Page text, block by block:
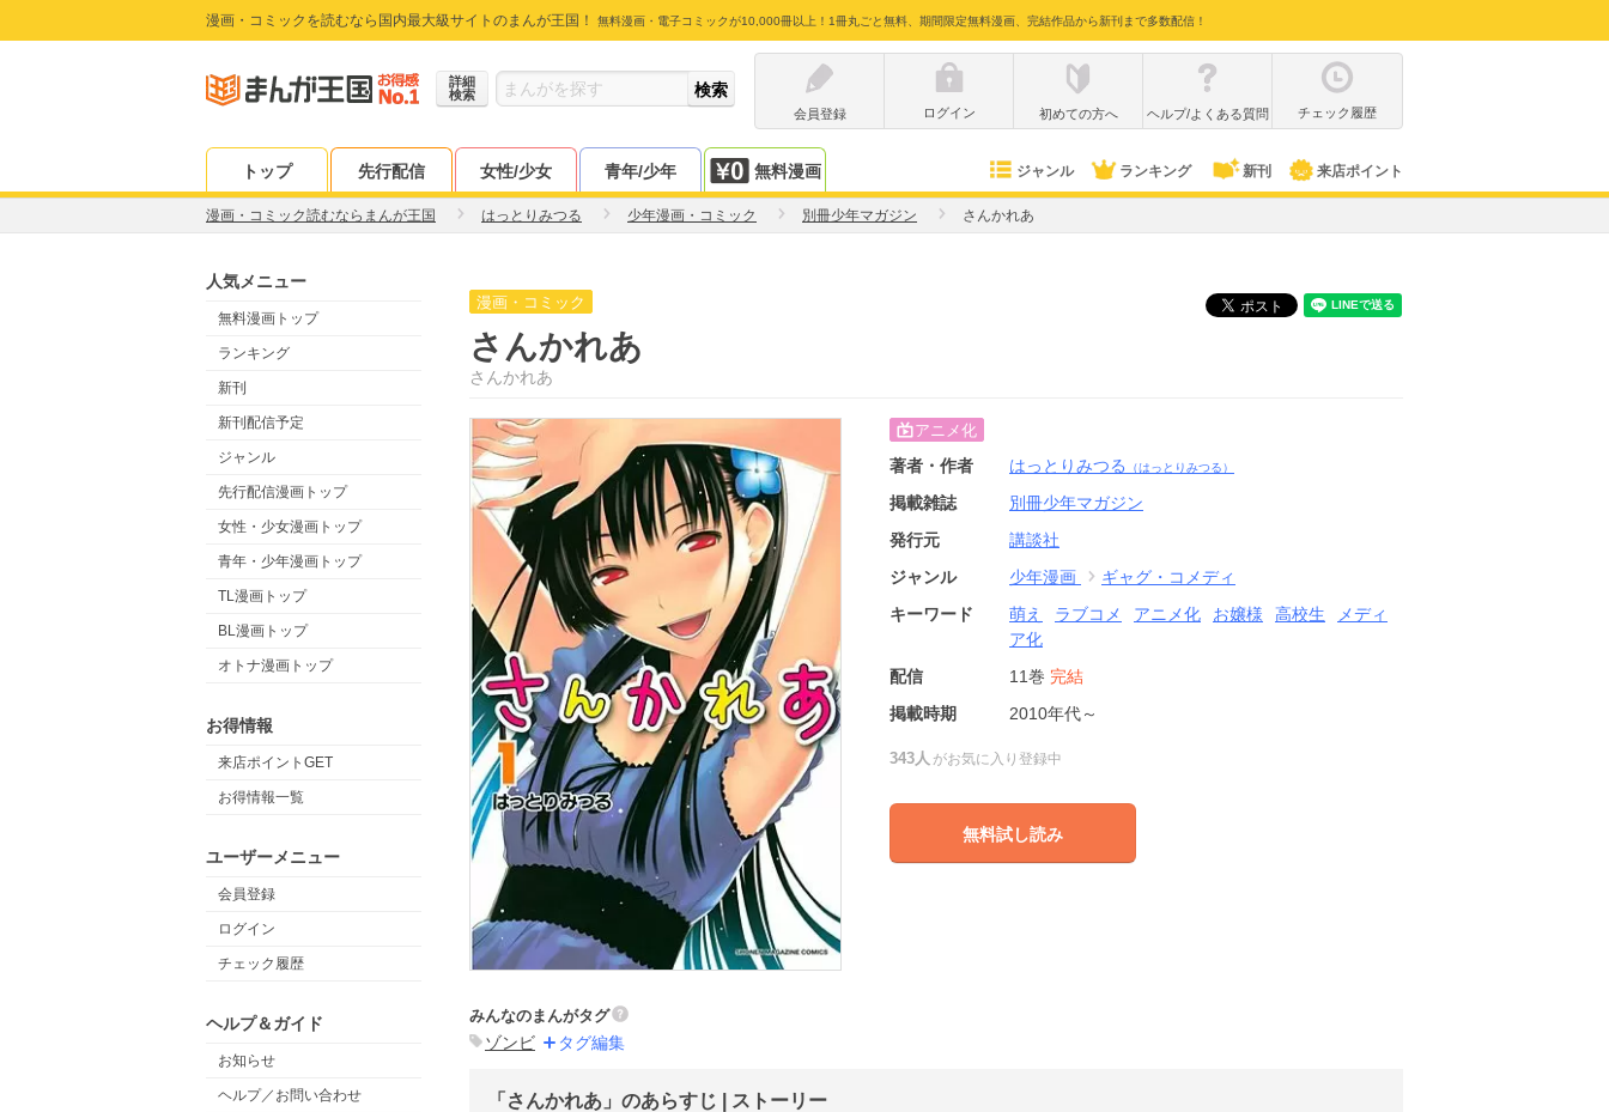
漫画・コミックを読むなら国内最大級サイトのまんが王国！ 無料漫画・電子コミックが10,000冊以上！1冊丸ごと無料、期間限定無料漫画、完結作品から新刊まで多数配信！
詳細
検索
会員登録
ログイン 初めての方へ ヘルプ/よくある質問 チェック履歴
トップ 先行配信 女性/少女 青年/少年 無料漫画 ジャンル ランキング 新刊 来店ポイント
漫画・コミック読むならまんが王国 はっとりみつる 少年漫画・コミック 別冊少年マガジン さんかれあ
人気メニュー
無料漫画トップ
ランキング
新刊
新刊配信予定
ジャンル
先行配信漫画トップ
女性・少女漫画トップ
青年・少年漫画トップ
TL漫画トップ
BL漫画トップ
オトナ漫画トップ
お得情報
来店ポイントGET
お得情報一覧
ユーザーメニュー
会員登録
ログイン
チェック履歴
ヘルプ＆ガイド
お知らせ
ヘルプ／お問い合わせ
漫画・コミック
さんかれあ
さんかれあ
アニメ化
著者・作者 はっとりみつる （はっとりみつる）
掲載雑誌
別冊少年マガジン
発行元
講談社
ジャンル
少年漫画
ギャグ・コメディ
キーワード
萌え ラブコメ アニメ化 お嬢様 高校生
メディ
ア化
配信
11巻 完結
掲載時期
2010年代～
343人 がお気に入り登録中
無料試し読み
みんなのまんがタグ
ゾンビ タグ編集
「さんかれあ」のあらすじ | ストーリー